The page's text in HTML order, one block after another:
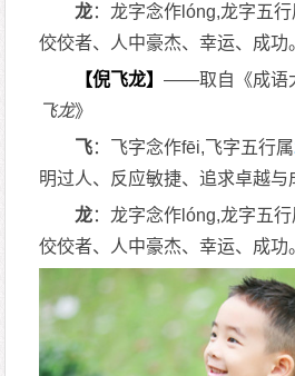
龙：龙字念作lóng,龙字五行
佼佼者、人中豪杰、幸运、成功
【倪飞龙】——取自《成语
飞龙》
飞：飞字念作fēi,飞字五行属
明过人、反应敏捷、追求卓越与
龙：龙字念作lóng,龙字五行
佼佼者、人中豪杰、幸运、成功